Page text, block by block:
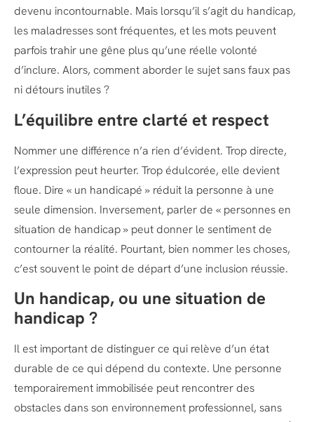
devenu incontournable. Mais lorsqu’il s’agit du handicap,
les maladresses sont fréquentes, et les mots peuvent
parfois trahir une gêne plus qu’une réelle volonté
d’inclure. Alors, comment aborder le sujet sans faux pas
ni détours inutiles ?
L’équilibre entre clarté et respect
Nommer une différence n’a rien d’évident. Trop directe,
l’expression peut heurter. Trop édulcorée, elle devient
floue. Dire « un handicapé » réduit la personne à une
seule dimension. Inversement, parler de « personnes en
situation de handicap » peut donner le sentiment de
contourner la réalité. Pourtant, bien nommer les choses,
c’est souvent le point de départ d’une inclusion réussie.
Un handicap, ou une situation de
handicap ?
Il est important de distinguer ce qui relève d’un état
durable de ce qui dépend du contexte. Une personne
temporairement immobilisée peut rencontrer des
obstacles dans son environnement professionnel, sans